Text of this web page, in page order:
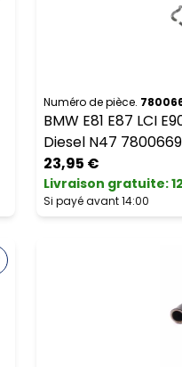
Numéro de pièce.
BMW E81 E87 LCI
Diesel N47 7800669
23,95 €
Livraison gratuite:
Si payé avant 14:00